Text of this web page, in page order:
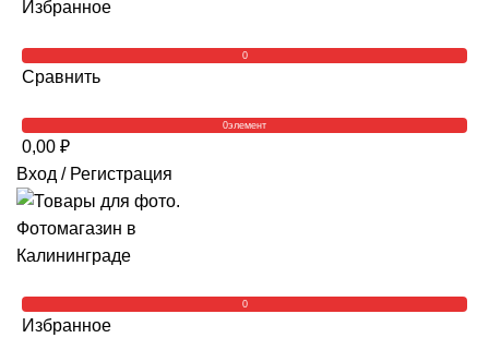
Избранное
0
Сравнить
0элемент
0,00 ₽
Вход / Регистрация
0
Избранное